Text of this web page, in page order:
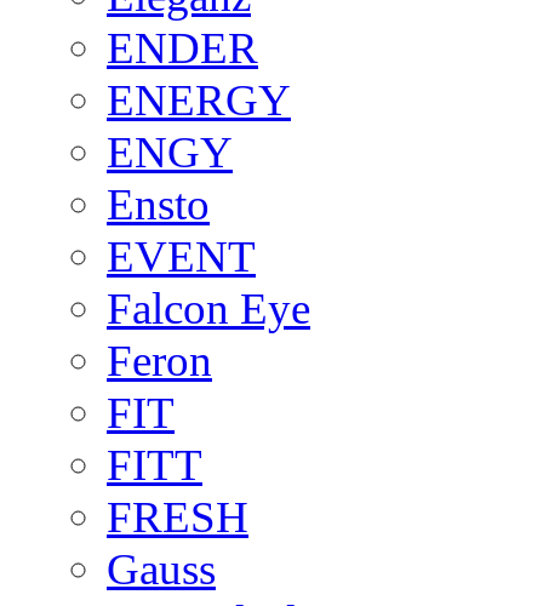
ENDER
ENERGY
ENGY
Ensto
EVENT
Falcon Eye
Feron
FIT
FITT
FRESH
Gauss